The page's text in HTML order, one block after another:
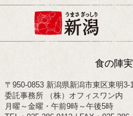
食の陣
〒950-0853 新潟県新潟市東区東明3-
委託事務所 （株）オフィスワン内
月曜～金曜・午前9時～午後5時